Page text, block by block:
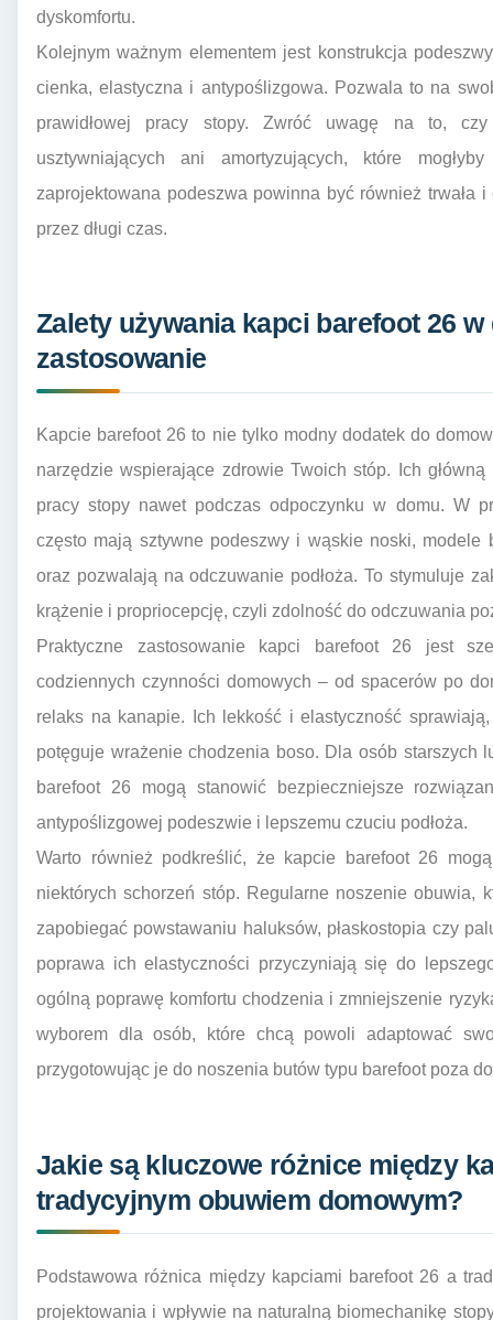
dyskomfortu.
Kolejnym ważnym elementem jest konstrukcja
cienka, elastyczna i antypoślizgowa. Pozwala to na
prawidłowej pracy stopy. Zwróć uwagę na to,
usztywniających ani amortyzujących, które
zaprojektowana podeszwa powinna być również trwała
przez długi czas.
Zalety używania kapci barefoot 26
zastosowanie
Kapcie barefoot 26 to nie tylko modny dodatek do
narzędzie wspierające zdrowie Twoich stóp. Ich
pracy stopy nawet podczas odpoczynku w domu. W
często mają sztywne podeszwy i wąskie noski, modele
oraz pozwalają na odczuwanie podłoża. To stymuluje
krążenie i propriocepcję, czyli zdolność do odczuwania
Praktyczne zastosowanie kapci barefoot 26 jest
codziennych czynności domowych – od spacerów po
relaks na kanapie. Ich lekkość i elastyczność
potęguje wrażenie chodzenia boso. Dla osób starszych
barefoot 26 mogą stanowić bezpieczniejsze
antypoślizgowej podeszwie i lepszemu czuciu podłoża.
Warto również podkreślić, że kapcie barefoot 26
niektórych schorzeń stóp. Regularne noszenie obuwia,
zapobiegać powstawaniu haluksów, płaskostopia czy
poprawa ich elastyczności przyczyniają się do
ogólną poprawę komfortu chodzenia i zmniejszenie
wyborem dla osób, które chcą powoli adaptować
przygotowując je do noszenia butów typu barefoot poza
Jakie są kluczowe różnice między
tradycyjnym obuwiem domowym?
Podstawowa różnica między kapciami barefoot 26 a
projektowania i wpływie na naturalną biomechanikę